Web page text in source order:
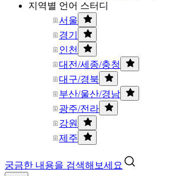
지역별 언어 스터디
서울
경기
인천
대전/세종/충청
대구/경북
부산/울산/경남
광주/전라
강원
제주
궁금한 내용을 검색해보세요